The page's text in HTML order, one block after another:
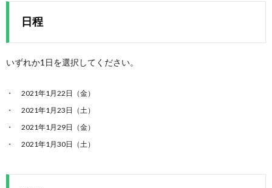
日程
いずれか1日を選択してください。
2021年1月22日（金）
2021年1月23日（土）
2021年1月29日（金）
2021年1月30日（土）